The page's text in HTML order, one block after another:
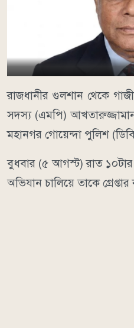
রাজধানীর গুলশান থেকে
সদস্য (এমপি)
মহানগর গোয়েন্দা পুলিশ
বুধবার (৫ আগস্ট) রাত
অভিযান চালিয়ে তাকে